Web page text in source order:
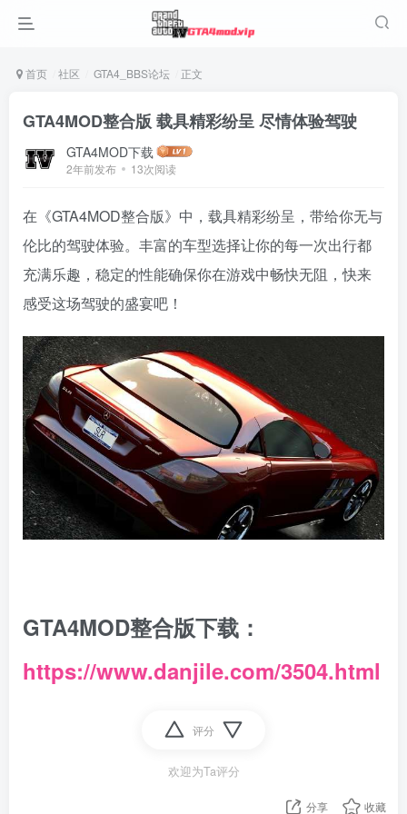
首页 社区 GTA4_BBS论坛 正文
GTA4MOD整合版 载具精彩纷呈 尽情体验驾驶
GTA4MOD下载
2年前发布 13次阅读
在《GTA4MOD整合版》中，载具精彩纷呈，带给你无与
伦比的驾驶体验。丰富的车型选择让你的每一次出行都
充满乐趣，稳定的性能确保你在游戏中畅快无阻，快来
感受这场驾驶的盛宴吧！
GTA4MOD整合版下载：
https://www.danjile.com/3504.html
评分
欢迎为Ta评分
分享 收藏